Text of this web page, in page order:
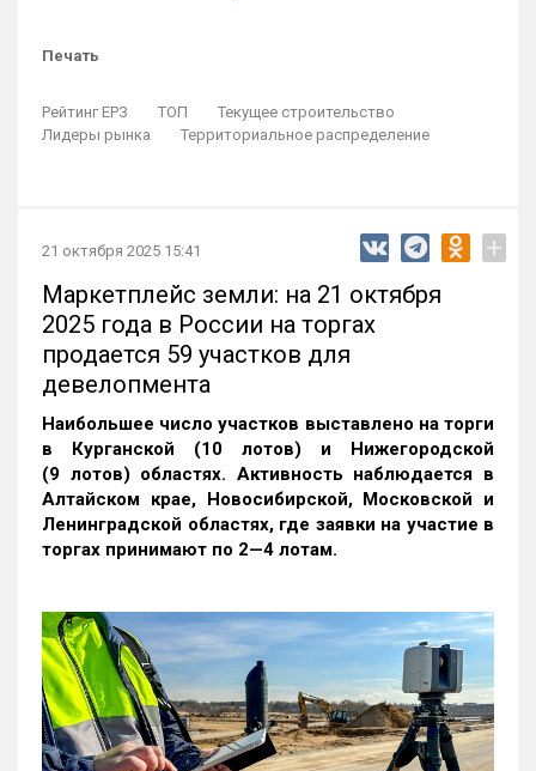
Печать
Рейтинг ЕРЗ ТОП
Текущее строительство
Лидеры рынка
Территориальное распределение
21 октября 2025 15:41 +
Маркетплейс земли: на 21 октября
2025 года в России на торгах
продается 59 участков для
девелопмента
Наибольшее число участков выставлено на торги
в Курганской (10 лотов) и Нижегородской
(9 лотов) областях. Активность наблюдается в
Алтайском крае, Новосибирской, Московской и
Ленинградской областях, где заявки на участие в
торгах принимают по 2—4 лотам.